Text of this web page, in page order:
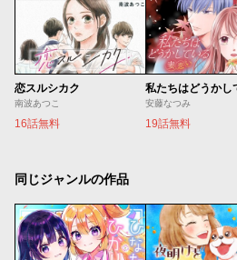
恋スルシカク
南波あつこ
16話無料
安藤なつみ
19話無料
同じジャンルの作品